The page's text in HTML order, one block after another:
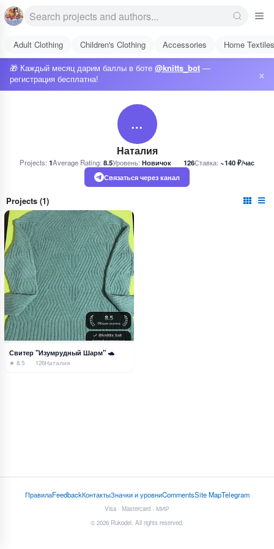
Adult Clothing Children's Clothing Accessories
Home Textiles
🎁 Каждый месяц дарим баллы в боте @knitts_bot —
регистрация бесплатна!
×
…
Наталия
Projects: 1Average Rating: 8.5Уровень: Новичок 126Ставка:~140 ₽/час
Связаться через канал
Projects (1)
Свитер "Изумрудный Шарм" 🐢
★ 8.5 126Наталия
ПравилаFeedbackКонтактыЗначки и уровниCommentsSite MapTelegram
Visa · Mastercard · МИР
© 2026 Rukodel. All rights reserved.